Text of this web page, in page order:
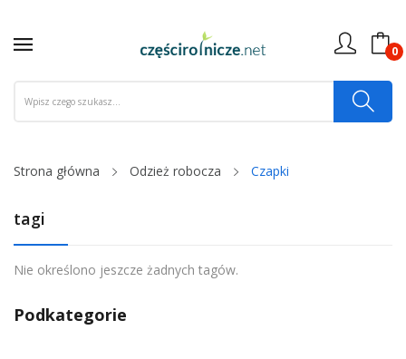
0
Strona główna Odzież robocza Czapki
tagi
Nie określono jeszcze żadnych tagów.
Podkategorie